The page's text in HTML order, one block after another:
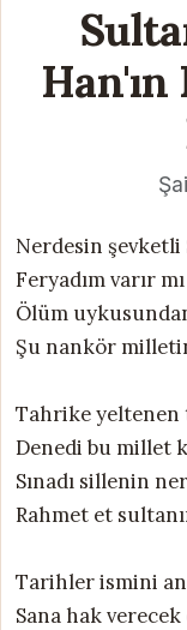
Nerdesin şevketli
Feryadım varır
Ölüm
Şu nankör
Tahrike yeltenen
Denedi bu millet
Sınadı sillenin
Rahmet et
Tarihler ismini
Sana hak